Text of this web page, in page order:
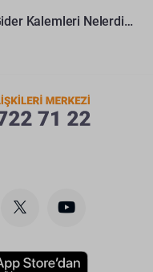
Maden Ocaklarında En Yüksek Gider Kalemleri Nelerdir?